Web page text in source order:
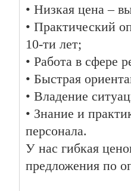
• Низкая цена –
• Практический
10-ти лет;
• Работа в сфере
• Быстрая
• Владение
• Знание и
персонала.
У нас гибкая
предложения по